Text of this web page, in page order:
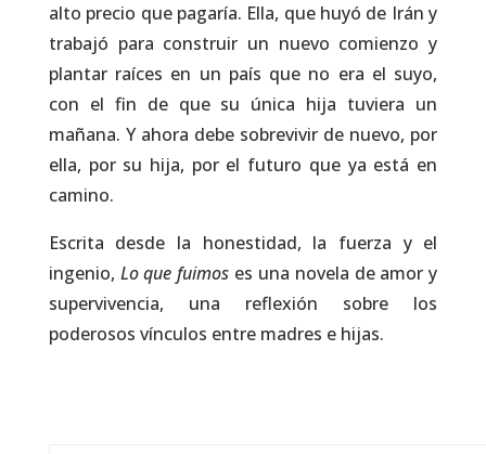
alto precio que pagaría. Ella, que huyó de Irán y
trabajó para construir un nuevo comienzo y
plantar raíces en un país que no era el suyo,
con el fin de que su única hija tuviera un
mañana. Y ahora debe sobrevivir de nuevo, por
ella, por su hija, por el futuro que ya está en
camino.
Escrita desde la honestidad, la fuerza y el
ingenio, Lo que fuimos es una novela de amor y
supervivencia, una reflexión sobre los
poderosos vínculos entre madres e hijas.